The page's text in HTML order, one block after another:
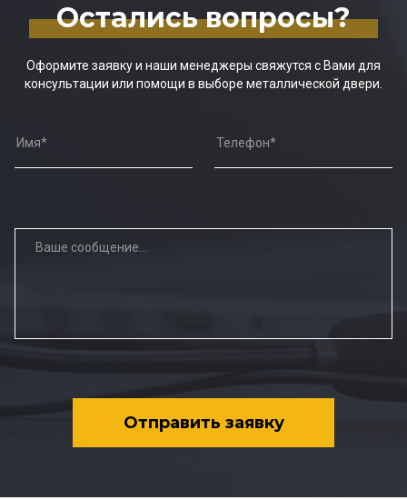
Остались вопросы?
Оформите заявку и наши менеджеры свяжутся с Вами для
консультации или помощи в выборе металлической двери.
Отправить заявку